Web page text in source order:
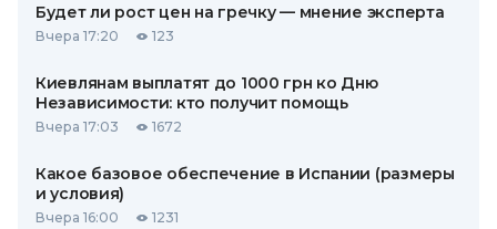
Будет ли рост цен на гречку — мнение эксперта
Вчера 17:20 123
Киевлянам выплатят до 1000 грн ко Дню
Независимости: кто получит помощь
Вчера 17:03 1672
Какое базовое обеспечение в Испании (размеры
и условия)
Вчера 16:00 1231